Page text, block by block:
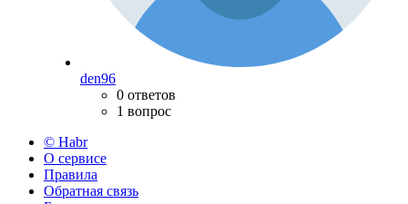
den96
0 ответов
1 вопрос
© Habr
О сервисе
Правила
Обратная связь